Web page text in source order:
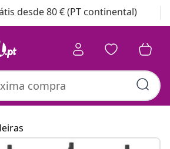
desde 80 € (PT continental)